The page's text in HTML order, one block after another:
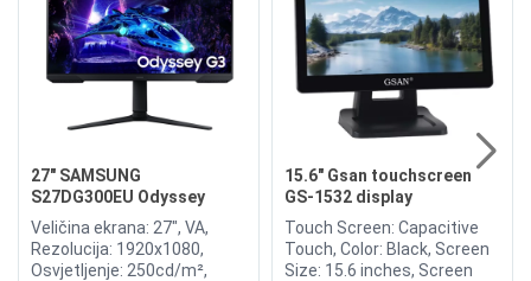
27" SAMSUNG
S27DG300EU Odyssey
Gaming G3 180Hz Display
Veličina ekrana: 27", VA,
Rezolucija: 1920x1080,
Osvjetljenje: 250cd/m²,
15.6" Gsan touchscreen
GS-1532 display
Touch Screen: Capacitive
Touch, Color: Black, Screen
Size: 15.6 inches, Screen